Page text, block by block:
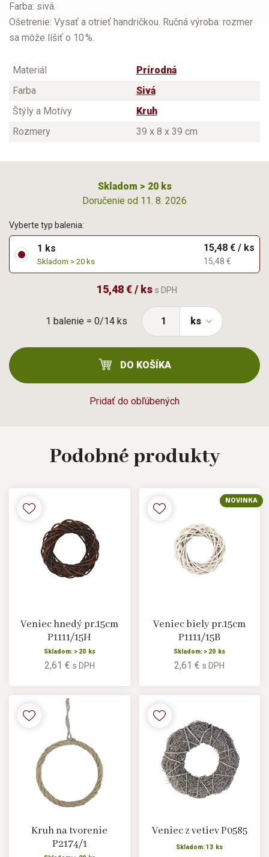
Farba: sivá.
Ošetrenie: Vysať a otrieť handričkou. Ručná výroba: rozmer
sa môže líšiť o 10 %.
Materiál
Prírodná
Farba
Sivá
Štýly a Motívy
Kruh
Rozmery
39 x 8 x 39 cm
Skladom > 20 ks
Doručenie od 11. 8. 2026
1 balenie = 0/14 ks
Pridať do obľúbených
Vyberte typ balenia:
1 ks
Skladom > 20 ks
15,48 € / ks
15,48 €
15,48 € / ks s DPH
ks
DO KOŠÍKA
Podobné produkty
Veniec hnedý pr.15cm
P1111/15H
Skladom: > 20 ks
2,61 € s DPH
NOVINKA
Veniec biely pr.15cm
P1111/15B
Skladom: > 20 ks
2,61 €s DPH
Kruh na tvorenie
P2174/1
Veniec z vetiev P0585
Skladom: 13 ks